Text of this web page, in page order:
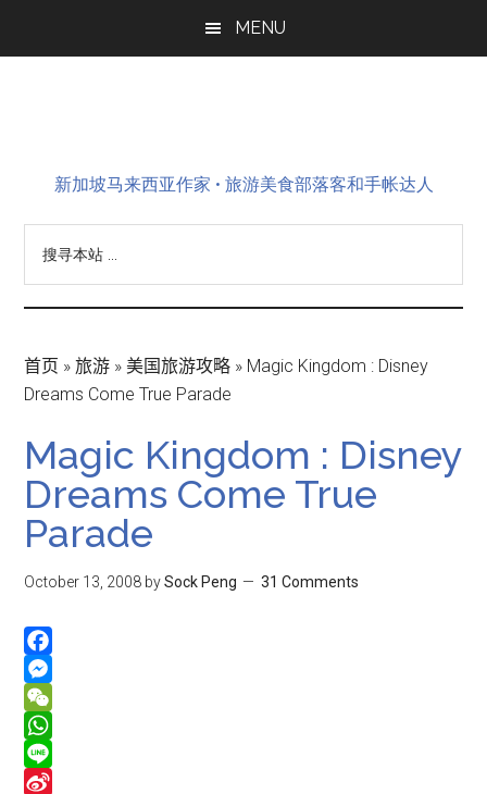
MENU
新加坡马来西亚作家 • 旅游美食部落客和手帐达人
首页 »旅游 »美国旅游攻略 » Magic Kingdom : Disney
Dreams Come True Parade
Magic Kingdom : Disney
Dreams Come True
Parade
October 13, 2008 bySock Peng 31 Comments
Facebook
Messenger
WeChat
WhatsApp
Line